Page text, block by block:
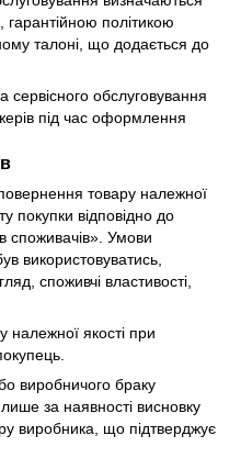
політикою
талоні, що додається до
сервісного обслуговування
під час оформлення
товару належної
покупки відповідно до
споживачів». Умови
використовуватись,
споживчі властивості,
належної якості при
виробничого браку
за наявності висновку
виробника, що підтверджує